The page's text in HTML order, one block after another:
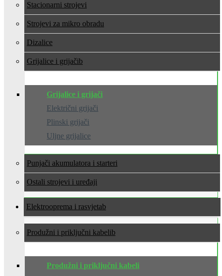
Stacionarni strojevi
Strojevi za mikro obradu
Dizalice
Grijalice i grijači
Grijalice i grijači
Električni grijači
Plinski grijači
Uljne grijalice
Punjači akumulatora i starteri
Ostali strojevi i uređaji
Elektrooprema i rasvjeta
Produžni i priključni kabeli
Produžni i priključni kabeli